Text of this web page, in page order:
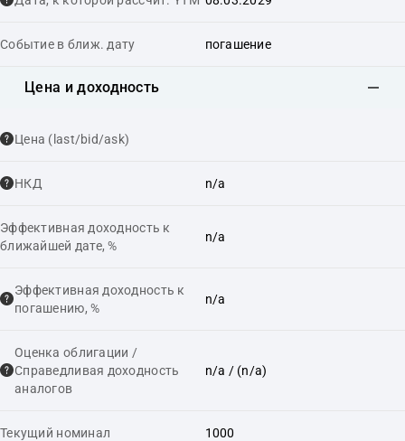
Событие в ближ. дату погашение
Цена и доходность
Цена (last/bid/ask)
НКД n/a
Эффективная доходность к
ближайшей дате, %
n/a
Эффективная доходность к
погашению, %
n/a
Оценка облигации /
Справедливая доходность
аналогов
n/a / (n/a)
Текущий номинал 1000